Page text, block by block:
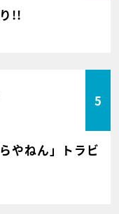
!!
5
やねん」トラビ